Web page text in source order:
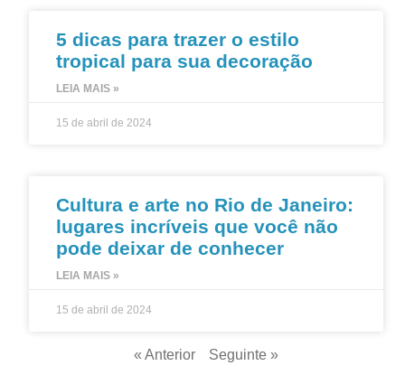
5 dicas para trazer o estilo
tropical para sua decoração
LEIA MAIS »
15 de abril de 2024
Cultura e arte no Rio de Janeiro:
lugares incríveis que você não
pode deixar de conhecer
LEIA MAIS »
15 de abril de 2024
« Anterior Seguinte »